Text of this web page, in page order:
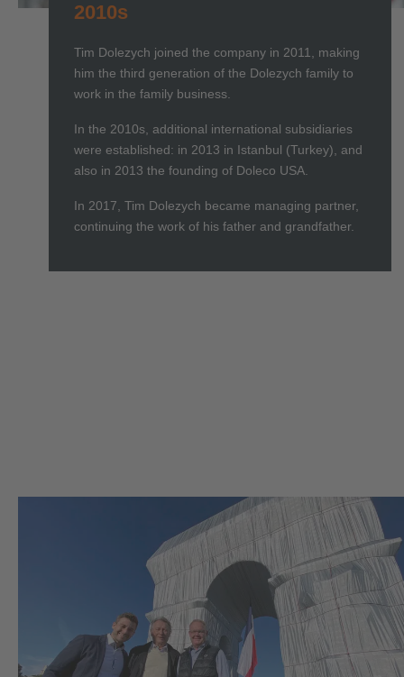
2010s
Tim Dolezych joined the company in 2011, making
him the third generation of the Dolezych family to
work in the family business.
In the 2010s, additional international subsidiaries
were established: in 2013 in Istanbul (Turkey), and
also in 2013 the founding of Doleco USA.
In 2017, Tim Dolezych became managing partner,
continuing the work of his father and grandfather.